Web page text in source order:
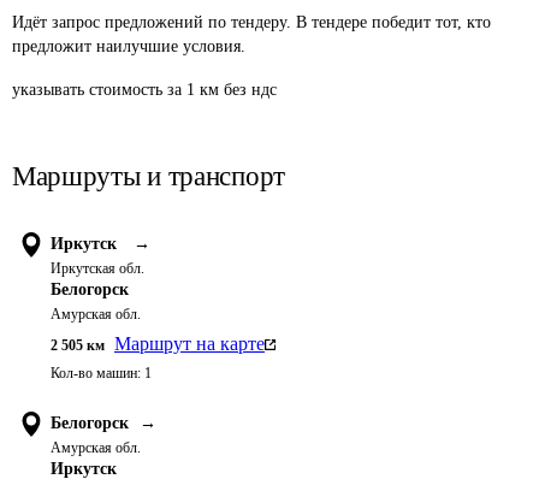
Идёт запрос предложений по тендеру. В тендере победит тот, кто
предложит наилучшие условия.
указывать стоимость за 1 км без ндс
Маршруты и транспорт
Иркутск →
Иркутская обл.
Белогорск
Амурская обл.
2 505 км Маршрут на карте
Кол-во машин: 1
Белогорск →
Амурская обл.
Иркутск